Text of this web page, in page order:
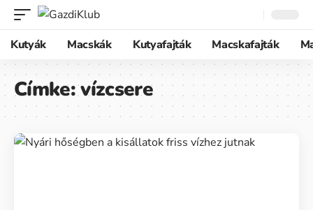
Kutyák Macskák Kutyafajták Macskafajták
Címke:vízcsere